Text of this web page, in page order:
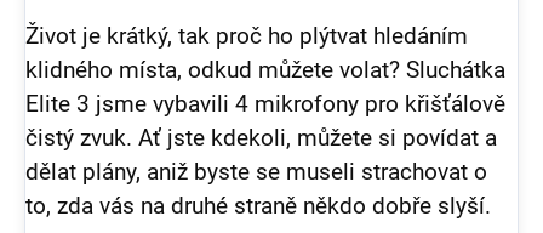
Život je krátký, tak proč ho plýtvat hledáním
klidného místa, odkud můžete volat? Sluchátka
Elite 3 jsme vybavili 4 mikrofony pro křišťálově
čistý zvuk. Ať jste kdekoli, můžete si povídat a
dělat plány, aniž byste se museli strachovat o
to, zda vás na druhé straně někdo dobře slyší.